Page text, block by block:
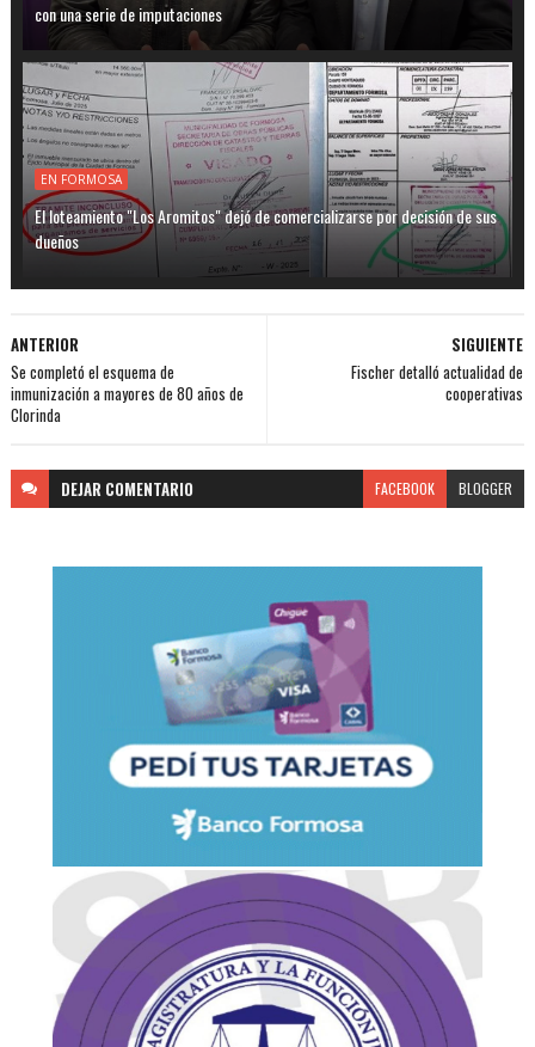
con una serie de imputaciones
EN FORMOSA
El loteamiento "Los Aromitos" dejó de comercializarse por decisión de sus
dueños
SIGUIENTE
Fischer detalló actualidad de
cooperativas
ANTERIOR
Se completó el esquema de
inmunización a mayores de 80 años de
Clorinda
DEJAR COMENTARIO FACEBOOK BLOGGER